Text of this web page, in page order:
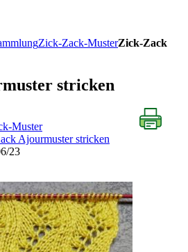
Zick-Zack-MusterZick-Zack
stricken
Muster
Ajourmuster stricken
23